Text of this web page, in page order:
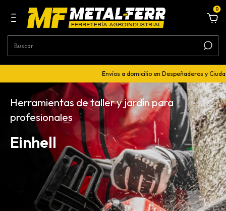
0
Envíos a domicilio en Despeñaderos y Ciudad de
Herramientas de taller y jardín para
profesionales
Einhell